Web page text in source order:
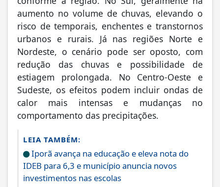
aumento no volume de chuvas, elevando o
risco de temporais, enchentes e transtornos
urbanos e rurais. Já nas regiões Norte e
Nordeste, o cenário pode ser oposto, com
redução das chuvas e possibilidade de
estiagem prolongada. No Centro-Oeste e
Sudeste, os efeitos podem incluir ondas de
calor mais intensas e mudanças no
comportamento das precipitações.
LEIA TAMBÉM:
Iporã avança na educação e eleva nota do
IDEB para 6,3 e município anuncia novos
investimentos nas escolas